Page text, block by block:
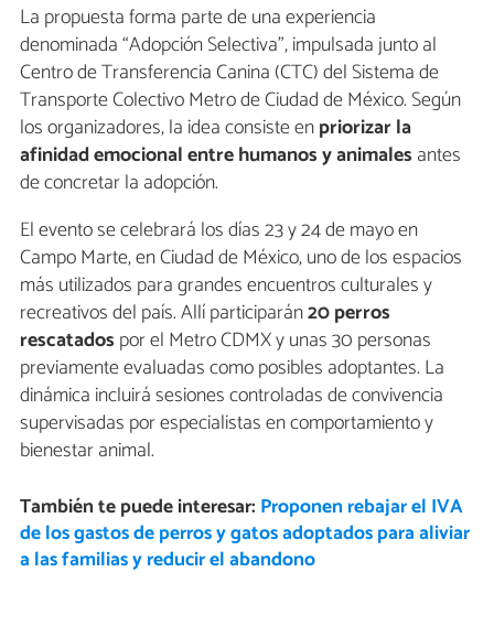
La propuesta forma parte de una experiencia
denominada “Adopción Selectiva”, impulsada junto al
Centro de Transferencia Canina (CTC) del Sistema de
Transporte Colectivo Metro de Ciudad de México. Según
los organizadores, la idea consiste enpriorizar la
afinidad emocional entre humanos y animales antes
de concretar la adopción.
El evento se celebrará los días 23 y 24 de mayo en
Campo Marte, en Ciudad de México, uno de los espacios
más utilizados para grandes encuentros culturales y
recreativos del país. Allí participarán20 perros
rescatados por el Metro CDMX y unas 30 personas
previamente evaluadas como posibles adoptantes. La
dinámica incluirá sesiones controladas de convivencia
supervisadas por especialistas en comportamiento y
bienestar animal.
También te puede interesar: Proponen rebajar el IVA
de los gastos de perros y gatos adoptados para aliviar
a las familias y reducir el abandono